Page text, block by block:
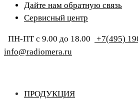
Дайте нам обратную связь
Сервисный центр
ПН-ПТ с 9.00 до 18.00
+7(495)
info@radiomera.ru
ПРОДУКЦИЯ